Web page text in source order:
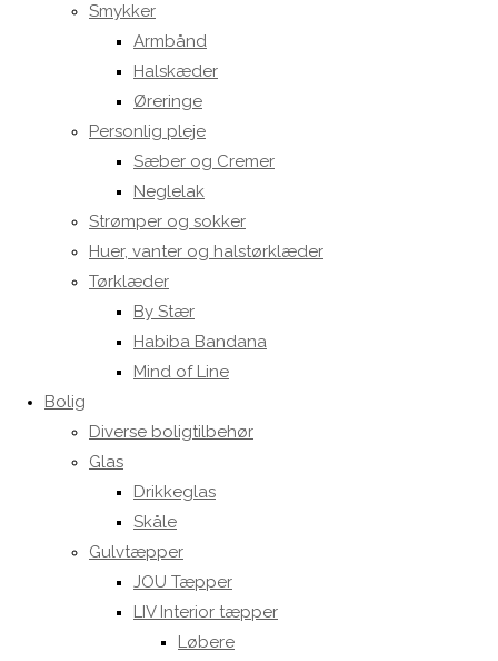
Smykker
Armbånd
Halskæder
Øreringe
Personlig pleje
Sæber og Cremer
Neglelak
Strømper og sokker
Huer, vanter og halstørklæder
Tørklæder
By Stær
Habiba Bandana
Mind of Line
Bolig
Diverse boligtilbehør
Glas
Drikkeglas
Skåle
Gulvtæpper
JOU Tæpper
LIV Interior tæpper
Løbere